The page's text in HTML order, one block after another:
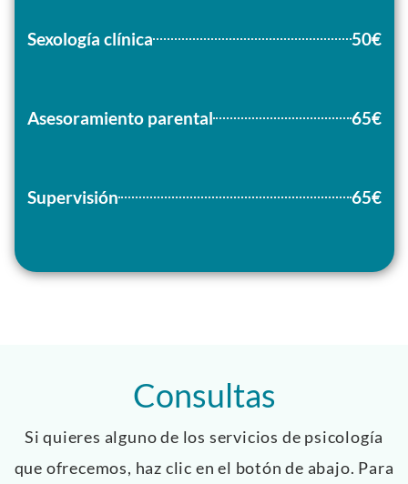
Sexología clínica 50€
Asesoramiento parental 65€
Supervisión 65€
Consultas
Si quieres alguno de los servicios de psicología
que ofrecemos, haz clic en el botón de abajo. Para